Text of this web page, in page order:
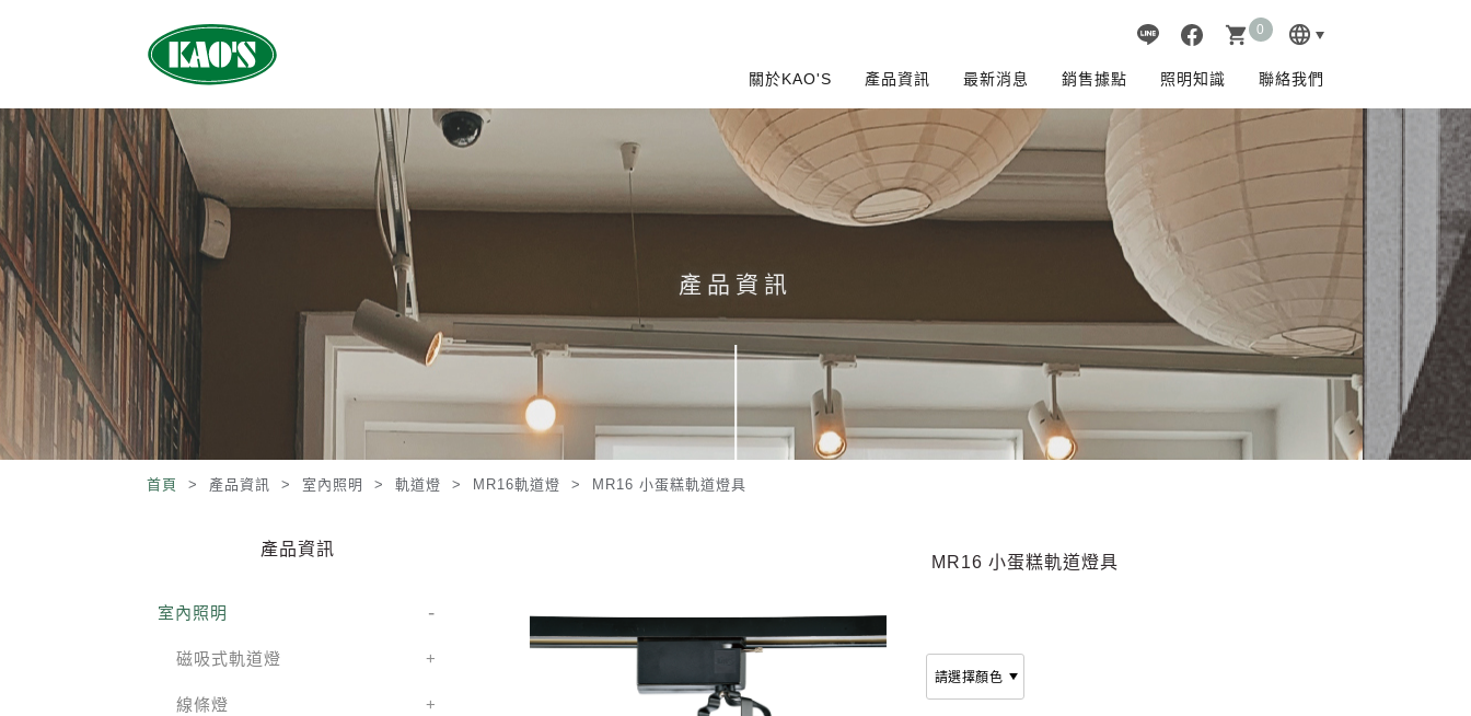
關於KAO'S 產品資訊 最新消息 銷售據點 照明知識 聯絡我們
language
shopping_cart 0
產品資訊
首頁 > 產品資訊 > 室內照明 >軌道燈 > MR16軌道燈 > MR16 小蛋糕軌道燈具
產品資訊
室內照明
磁吸式軌道燈
線條燈
MR16 小蛋糕軌道燈具